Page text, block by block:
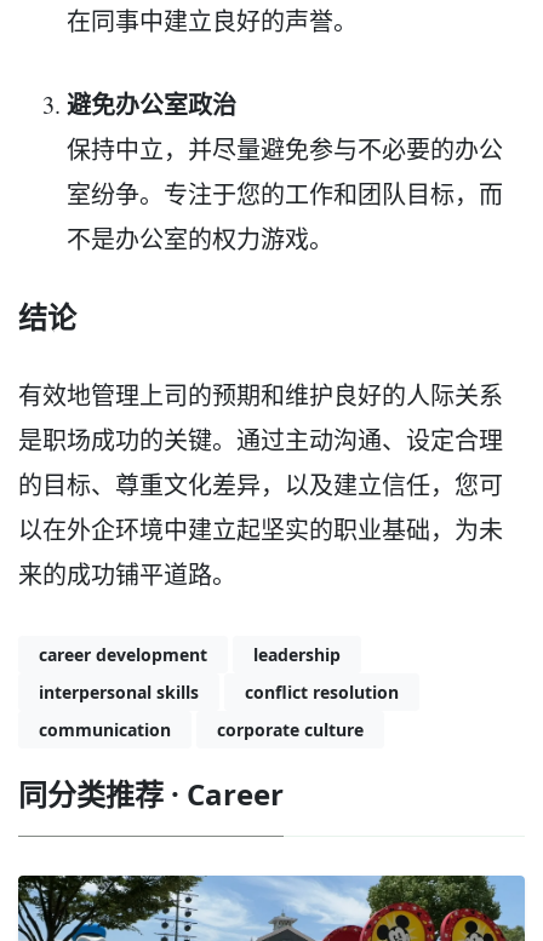
在同事中建立良好的声誉。
避免办公室政治
保持中立，并尽量避免参与不必要的办公
室纷争。专注于您的工作和团队目标，而
不是办公室的权力游戏。
结论
有效地管理上司的预期和维护良好的人际关系
是职场成功的关键。通过主动沟通、设定合理
的目标、尊重文化差异，以及建立信任，您可
以在外企环境中建立起坚实的职业基础，为未
来的成功铺平道路。
career development
leadership
interpersonal skills
conflict resolution
communication
corporate culture
同分类推荐 · Career